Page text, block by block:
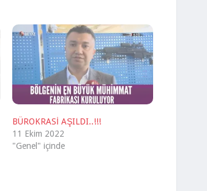
BÜROKRASİ AŞILDI..!!!
11 Ekim 2022
"Genel" içinde